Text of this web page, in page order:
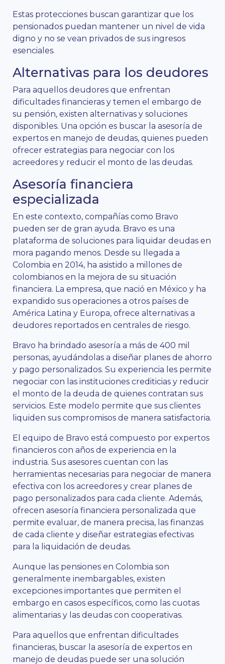
Estas protecciones buscan garantizar que los
pensionados puedan mantener un nivel de vida
digno y no se vean privados de sus ingresos
esenciales.
Alternativas para los deudores
Para aquellos deudores que enfrentan
dificultades financieras y temen el embargo de
su pensión, existen alternativas y soluciones
disponibles. Una opción es buscar la asesoría de
expertos en manejo de deudas, quienes pueden
ofrecer estrategias para negociar con los
acreedores y reducir el monto de las deudas.
Asesoría financiera
especializada
En este contexto, compañías como Bravo
pueden ser de gran ayuda. Bravo es una
plataforma de soluciones para liquidar deudas en
mora pagando menos. Desde su llegada a
Colombia en 2014, ha asistido a millones de
colombianos en la mejora de su situación
financiera. La empresa, que nació en México y ha
expandido sus operaciones a otros países de
América Latina y Europa, ofrece alternativas a
deudores reportados en centrales de riesgo.
Bravo ha brindado asesoría a más de 400 mil
personas, ayudándolas a diseñar planes de ahorro
y pago personalizados. Su experiencia les permite
negociar con las instituciones crediticias y reducir
el monto de la deuda de quienes contratan sus
servicios. Este modelo permite que sus clientes
liquiden sus compromisos de manera satisfactoria.
El equipo de Bravo está compuesto por expertos
financieros con años de experiencia en la
industria. Sus asesores cuentan con las
herramientas necesarias para negociar de manera
efectiva con los acreedores y crear planes de
pago personalizados para cada cliente. Además,
ofrecen asesoría financiera personalizada que
permite evaluar, de manera precisa, las finanzas
de cada cliente y diseñar estrategias efectivas
para la liquidación de deudas.
Aunque las pensiones en Colombia son
generalmente inembargables, existen
excepciones importantes que permiten el
embargo en casos específicos, como las cuotas
alimentarias y las deudas con cooperativas.
Para aquellos que enfrentan dificultades
financieras, buscar la asesoría de expertos en
manejo de deudas puede ser una solución